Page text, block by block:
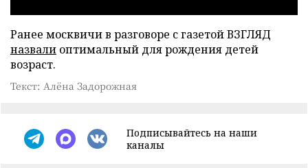
Ранее москвичи в разговоре с газетой ВЗГЛЯД
назвали оптимальный для рождения детей
возраст.
Текст: Алёна Задорожная
Подписывайтесь на наши
каналы